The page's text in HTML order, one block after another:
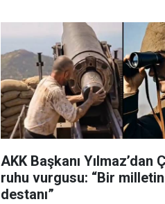
AKK Başkanı Yılmaz’dan
ruhu vurgusu: “Bir
destanı”